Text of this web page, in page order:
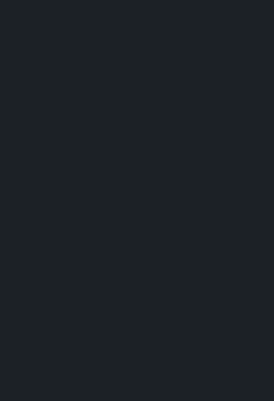
ค่าของคนรอบตัวมากกว่านี้
เธออาจทำลายความตึงเครียด
มมี่ สิทธิโชค) ถ่ายทอดความขัด
นนท์ (นุนิว ชววรินทร์) ที่ดู
ๆ เติบโตขึ้นมาเป็นกุญแจ
งทุกคนผสานกันได้อย่าง
บตัวละคร จนลืมไปว่าพวกเขา